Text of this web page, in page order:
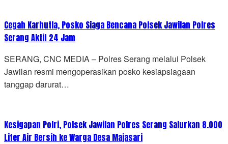
Cegah Karhutla, Posko Siaga Bencana Polsek Jawilan Polres
Serang Aktif 24 Jam
SERANG, CNC MEDIA – Polres Serang melalui Polsek
Jawilan resmi mengoperasikan posko kesiapsiagaan
tanggap darurat…
Kesigapan Polri, Polsek Jawilan Polres Serang Salurkan 8.000
Liter Air Bersih ke Warga Desa Majasari